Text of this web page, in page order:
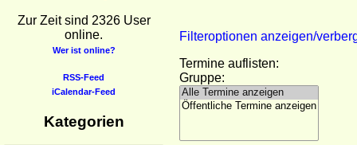
Zur Zeit sind 2326 User
online.
Wer ist online?
RSS-Feed
iCalendar-Feed
Kategorien
Filteroptionen anzeigen/
Termine auflisten:
Gruppe: